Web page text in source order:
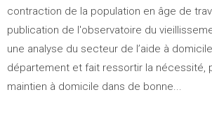
contraction de la population en âge de
publication de l'observatoire du
une analyse du secteur de l’aide à
département et fait ressortir la nécessité,
maintien à domicile dans de bonne...